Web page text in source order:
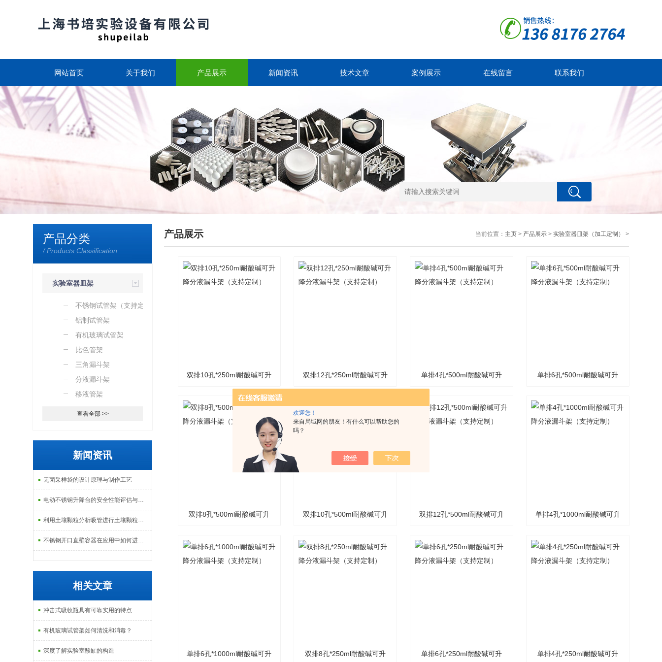
欢迎您！
来自局域网的朋友！有什么可以帮助您的
吗？
网站首页 关于我们 产品展示 新闻资讯 技术文章 案例展示 在线留言 联系我们
产品分类
/ Products Classification
实验室器皿架
（加工定制）不锈钢试管架（支持定
制）
铝制试管架
有机玻璃试管架
比色管架
三角漏斗架
分液漏斗架
移液管架
查看全部 >>
新闻资讯
无菌采样袋的设计原理与制作工艺
电动不锈钢升降台的安全性能评估与控制
利用土壤颗粒分析吸管进行土壤颗粒定量分析的研究
不锈钢开口直壁容器在应用中如何进行维护和保养？
相关文章
冲击式吸收瓶具有可靠实用的特点
有机玻璃试管架如何清洗和消毒？
深度了解实验室酸缸的构造
产品展示 当前位置： 主页> 产品展示> 实验室器皿架（加工定制） >
双排10孔*250ml耐酸碱可升
降分液漏斗架（支持定制）
双排12孔*250ml耐酸碱可升 单排4孔*500ml耐酸碱可升 单排6孔*500ml耐酸碱可升
双排8孔*500ml耐酸碱可升 双排10孔*500ml耐酸碱可升 双排12孔*500ml耐酸碱可升 单排4孔*1000ml耐酸碱可升
单排6孔*1000ml耐酸碱可升 双排8孔*250ml耐酸碱可升 单排6孔*250ml耐酸碱可升 单排4孔*250ml耐酸碱可升